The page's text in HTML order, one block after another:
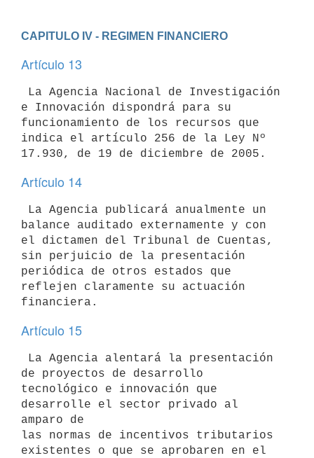
CAPITULO IV - REGIMEN FINANCIERO
Artículo 13
e Innovación dispondrá para su
funcionamiento de los recursos que
indica el artículo 256 de la Ley Nº
Artículo 14
balance auditado externamente y con
el dictamen del Tribunal de Cuentas,
sin perjuicio de la presentación
periódica de otros estados que
reflejen claramente su actuación
Artículo 15
de proyectos de desarrollo
tecnológico e innovación que
desarrolle el sector privado al
amparo de
las normas de incentivos tributarios
existentes o que se aprobaren en el